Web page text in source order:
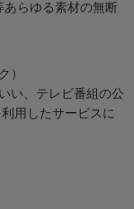
あらゆる素材の無断
）
い、テレビ番組の公
用したサービスに